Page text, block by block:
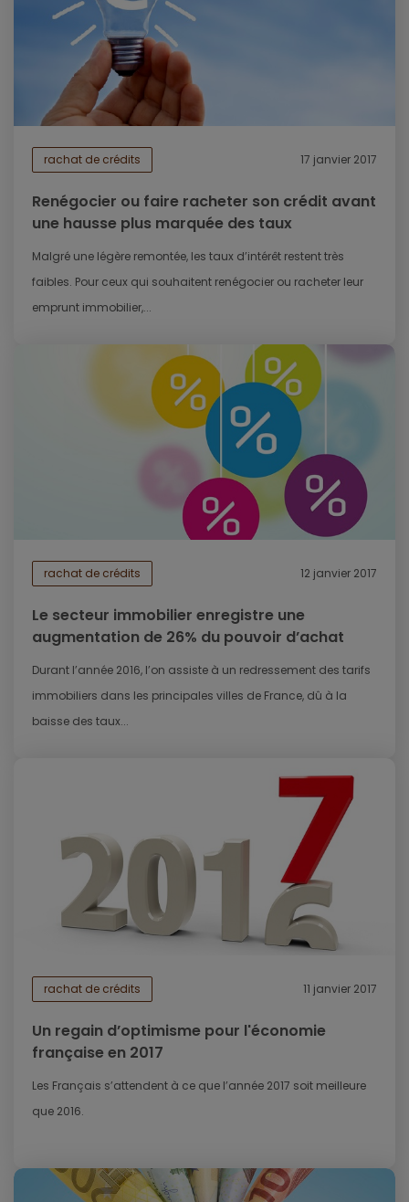
rachat de crédits 17 janvier 2017
Renégocier ou faire racheter son crédit avant
une hausse plus marquée des taux
Malgré une légère remontée, les taux d’intérêt restent très
faibles. Pour ceux qui souhaitent renégocier ou racheter leur
emprunt immobilier,...
rachat de crédits 12 janvier 2017
Le secteur immobilier enregistre une
augmentation de 26% du pouvoir d’achat
Durant l’année 2016, l’on assiste à un redressement des tarifs
immobiliers dans les principales villes de France, dû à la
baisse des taux...
rachat de crédits 11 janvier 2017
Un regain d’optimisme pour l'économie
française en 2017
Les Français s’attendent à ce que l’année 2017 soit meilleure
que 2016.